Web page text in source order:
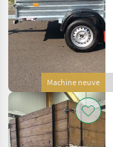
Machine neuve